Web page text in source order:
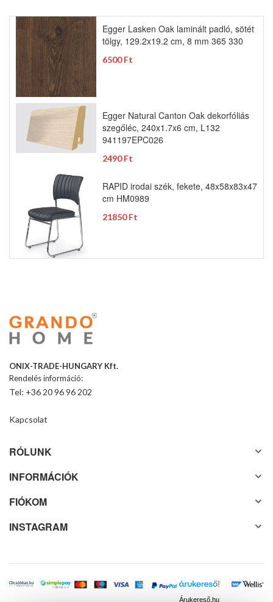
Egger Lasken Oak laminált padló, sötét
tölgy, 129.2x19.2 cm, 8 mm 365 330
6500 Ft
Egger Natural Canton Oak dekorfóliás
szegőléc, 240x1.7x6 cm, L132
941197EPC026
2490 Ft
RAPID irodai szék, fekete, 48x58x83x47
cm HM0989
21850 Ft
ONIX-TRADE-HUNGARY Kft.
Rendelés információ:
Tel: +36 20 96 96 202
Kapcsolat
RÓLUNK
INFORMÁCIÓK
FIÓKOM
INSTAGRAM
Árukereső.hu